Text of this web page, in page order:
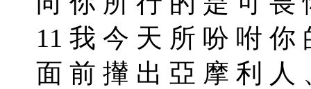
11 我 今 天 所 吩 咐 你
面 前 攆 出 亞 摩 利 人